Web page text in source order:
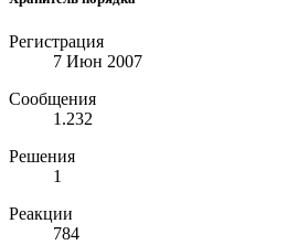
Регистрация
7 Июн 2007
Сообщения
1.232
Решения
1
Реакции
784